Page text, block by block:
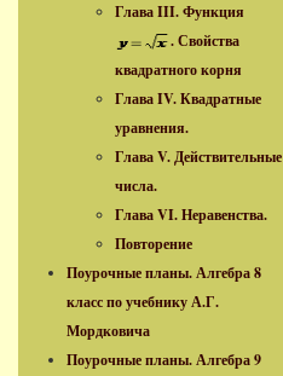
Глава III. Функция
. Свойства
квадратного корня
Глава IV. Квадратные
уравнения.
Глава V. Действительные
числа.
Глава VI. Неравенства.
Повторение
Поурочные планы. Алгебра 8
класс по учебнику А.Г.
Мордковича
Поурочные планы. Алгебра 9